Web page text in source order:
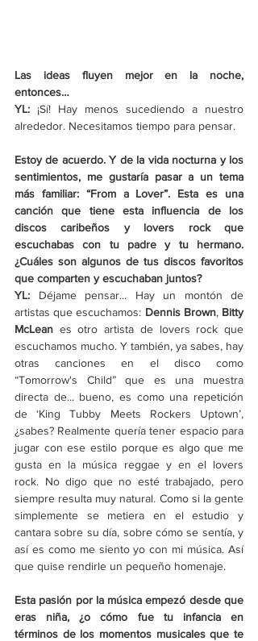
Las ideas fluyen mejor en la noche,
entonces…
YL: ¡Sí! Hay menos sucediendo a nuestro
alrededor. Necesitamos tiempo para pensar.
Estoy de acuerdo. Y de la vida nocturna y los
sentimientos, me gustaría pasar a un tema
más familiar: “From a Lover”. Esta es una
canción que tiene esta influencia de los
discos caribeños y lovers rock que
escuchabas con tu padre y tu hermano.
¿Cuáles son algunos de tus discos favoritos
que comparten y escuchaban juntos?
YL: Déjame pensar... Hay un montón de
artistas que escuchamos: Dennis Brown, Bitty
McLean es otro artista de lovers rock que
escuchamos mucho. Y también, ya sabes, hay
otras canciones en el disco como
“Tomorrow's Child” que es una muestra
directa de... bueno, es como una repetición
de ‘King Tubby Meets Rockers Uptown’,
¿sabes? Realmente quería tener espacio para
jugar con ese estilo porque es algo que me
gusta en la música reggae y en el lovers
rock. No digo que no esté trabajado, pero
siempre resulta muy natural. Como si la gente
simplemente se metiera en el estudio y
cantara sobre su día, sobre cómo se sentía, y
así es como me siento yo con mi música. Así
que quise rendirle un pequeño homenaje.
Esta pasión por la música empezó desde que
eras niña, ¿o cómo fue tu infancia en
términos de los momentos musicales que te